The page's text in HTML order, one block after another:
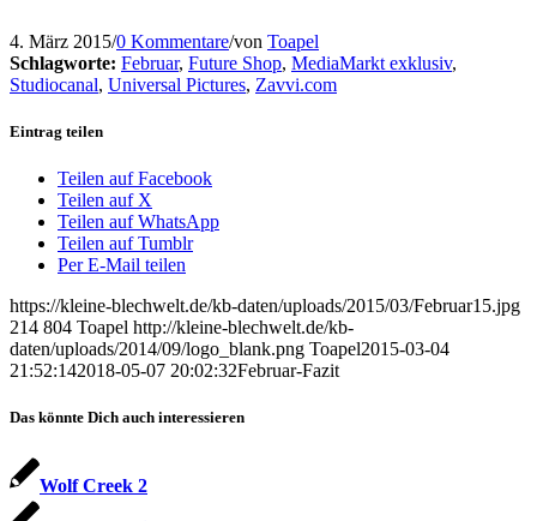
4. März 2015/0 Kommentare/von Toapel
Schlagworte: Februar, Future Shop, MediaMarkt exklusiv,
Studiocanal, Universal Pictures, Zavvi.com
Eintrag teilen
Teilen auf Facebook
Teilen auf X
Teilen auf WhatsApp
Teilen auf Tumblr
Per E-Mail teilen
https://kleine-blechwelt.de/kb-daten/uploads/2015/03/Februar15.jpg
214 804 Toapel http://kleine-blechwelt.de/kb-
daten/uploads/2014/09/logo_blank.png Toapel2015-03-04
21:52:142018-05-07 20:02:32Februar-Fazit
Das könnte Dich auch interessieren
Wolf Creek 2